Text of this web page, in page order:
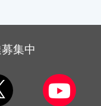
集中